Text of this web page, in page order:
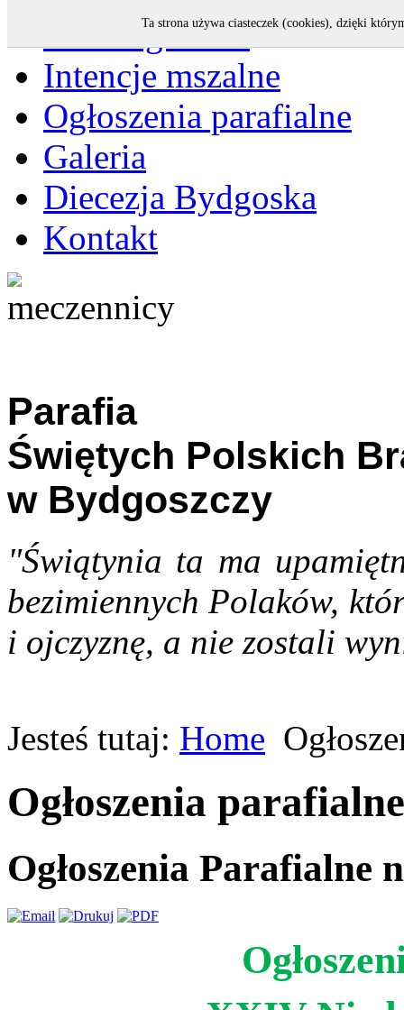
Strona główna
Intencje mszalne
Ogłoszenia parafialne
Galeria
Diecezja Bydgoska
Kontakt
Parafia
Świętych Polskich
w Bydgoszczy
"Świątynia ta ma
bezimiennych Polaków,
i ojczyznę, a nie zostali
Jesteś tutaj: Home
Ogłoszenia parafialne
Ogłoszenia Parafialne
Ta strona używa ciasteczek (cookies), dzięki